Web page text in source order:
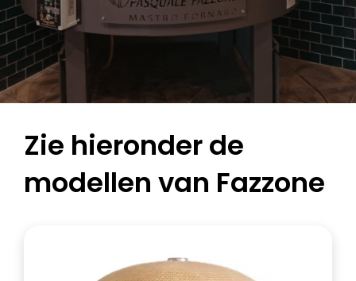
Zie hieronder de
modellen van Fazzone